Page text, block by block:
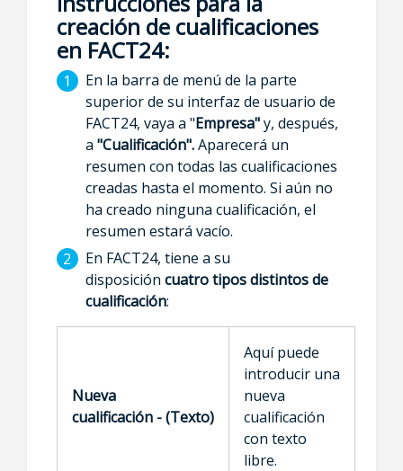
creación de cualificaciones
en FACT24:
En la barra de menú de la parte
superior de su interfaz de usuario de
FACT24, vaya a "Empresa"y, después,
a "Cualificación".Aparecerá un
resumen con todas las cualificaciones
creadas hasta el momento. Si aún no
ha creado ninguna cualificación, el
resumen estará vacío.
En FACT24, tiene a su
disposición cuatro tipos distintos de
cualificación:
Nueva
cualificación - (Texto)
Aquí puede
introducir una
nueva
cualificación
con texto
libre.